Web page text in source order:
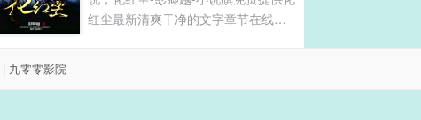
红尘最新清爽干净的文字章节在线阅
| 九零零影院